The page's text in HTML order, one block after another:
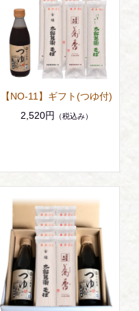
【NO-11】ギフト(つゆ付)
2,520円
（税込み）